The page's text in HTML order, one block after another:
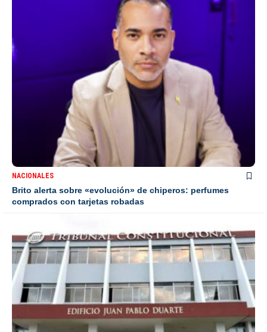
NACIONALES
Brito alerta sobre «evolución» de chiperos: perfumes
comprados con tarjetas robadas